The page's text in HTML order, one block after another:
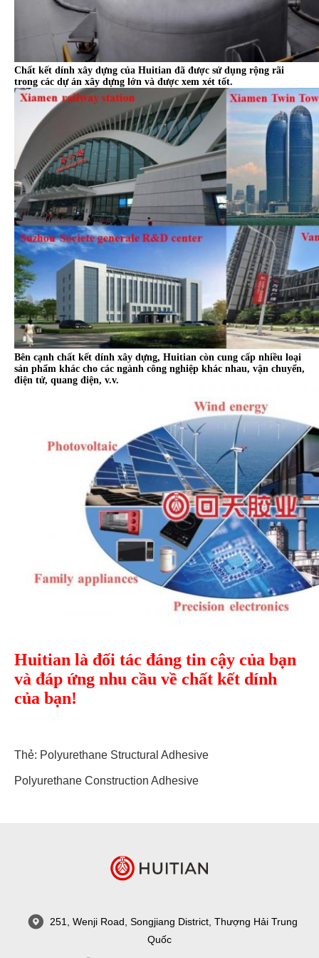
Chất kết dính xây dựng của Huitian đã được sử dụng rộng rãi
trong các dự án xây dựng lớn và được xem xét tốt.
Bên cạnh chất kết dính xây dựng, Huitian còn cung cấp nhiều loại
sản phẩm khác cho các ngành công nghiệp khác nhau, vận chuyển,
điện tử, quang điện, v.v.
Huitian là đối tác đáng tin cậy của bạn
và đáp ứng nhu cầu về chất kết dính
của bạn!
Thẻ: Polyurethane Structural Adhesive
Polyurethane Construction Adhesive
251, Wenji Road, Songjiang District, Thượng Hải Trung
Quốc